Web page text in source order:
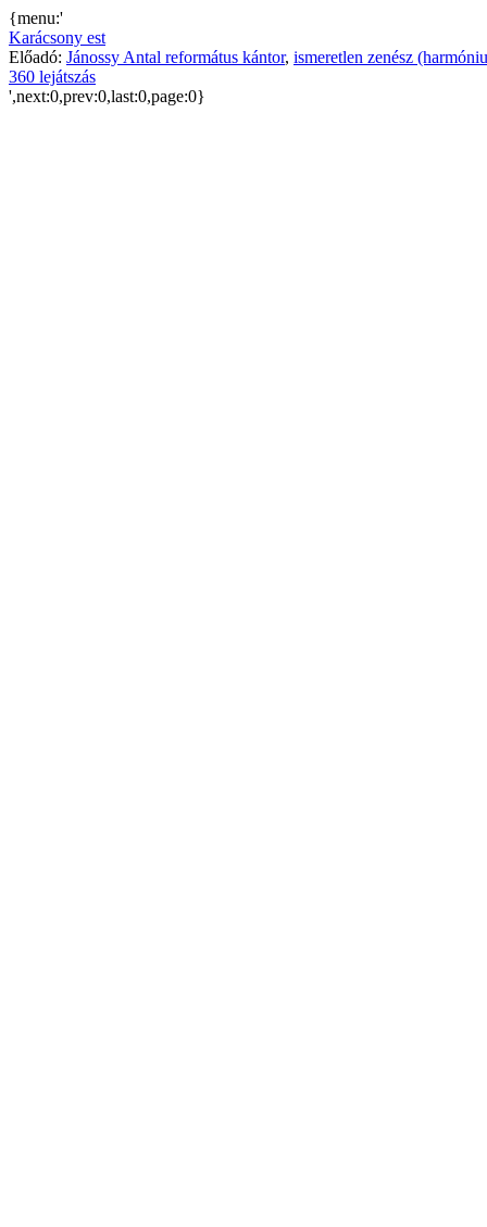
{menu:'
Karácsony est
Előadó: Jánossy Antal református kántor, ismeretlen zenész
360 lejátszás
',next:0,prev:0,last:0,page:0}